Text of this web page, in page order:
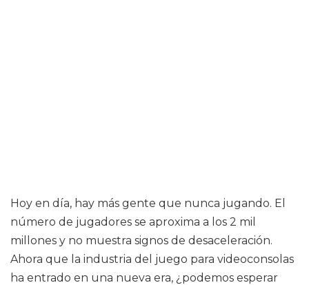
Hoy en día, hay más gente que nunca jugando. El
número de jugadores se aproxima a los 2 mil
millones y no muestra signos de desaceleración.
Ahora que la industria del juego para videoconsolas
ha entrado en una nueva era, ¿podemos esperar